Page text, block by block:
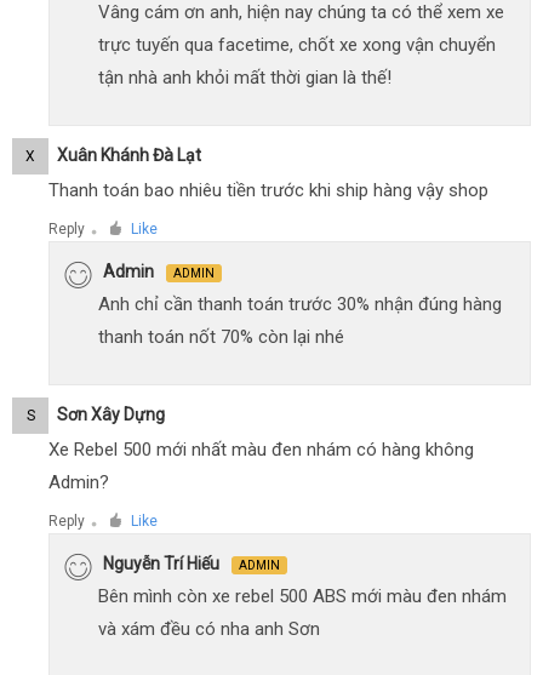
Vâng cám ơn anh, hiện nay chúng ta có thể xem xe
trực tuyến qua facetime, chốt xe xong vận chuyển
tận nhà anh khỏi mất thời gian là thế!
X Xuân Khánh Đà Lạt
Thanh toán bao nhiêu tiền trước khi ship hàng vậy shop
Reply ● Like
Admin ADMIN
Anh chỉ cần thanh toán trước 30% nhận đúng hàng
thanh toán nốt 70% còn lại nhé
S Sơn Xây Dựng
Xe Rebel 500 mới nhất màu đen nhám có hàng không
Admin?
Reply ● Like
Nguyễn Trí Hiếu ADMIN
Bên mình còn xe rebel 500 ABS mới màu đen nhám
và xám đều có nha anh Sơn